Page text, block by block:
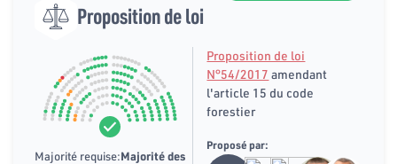
Proposition de loi
Majorité requise:Majorité des
Proposition de loi
N°54/2017 amendant
l'article 15 du code
forestier
Proposé par: